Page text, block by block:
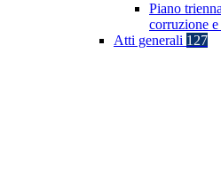
Piano
corruzione
Atti generali 127